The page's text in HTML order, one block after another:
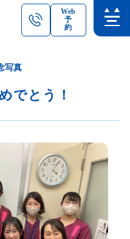
Web
予
約
写真
でとう！